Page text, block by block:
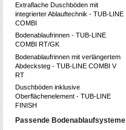
Extraflache Duschböden mit
integrierter Ablauftechnik - TUB-LINE
COMBI
Bodenablaufrinnen - TUB-LINE
COMBI RT/GK
Bodenablaufrinnen mit verlängertem
Abdecksteg - TUB-LINE COMBI V
RT
Duschböden inklusive
Oberflächenelement - TUB-LINE
FINISH
Passende Bodenablaufsysteme